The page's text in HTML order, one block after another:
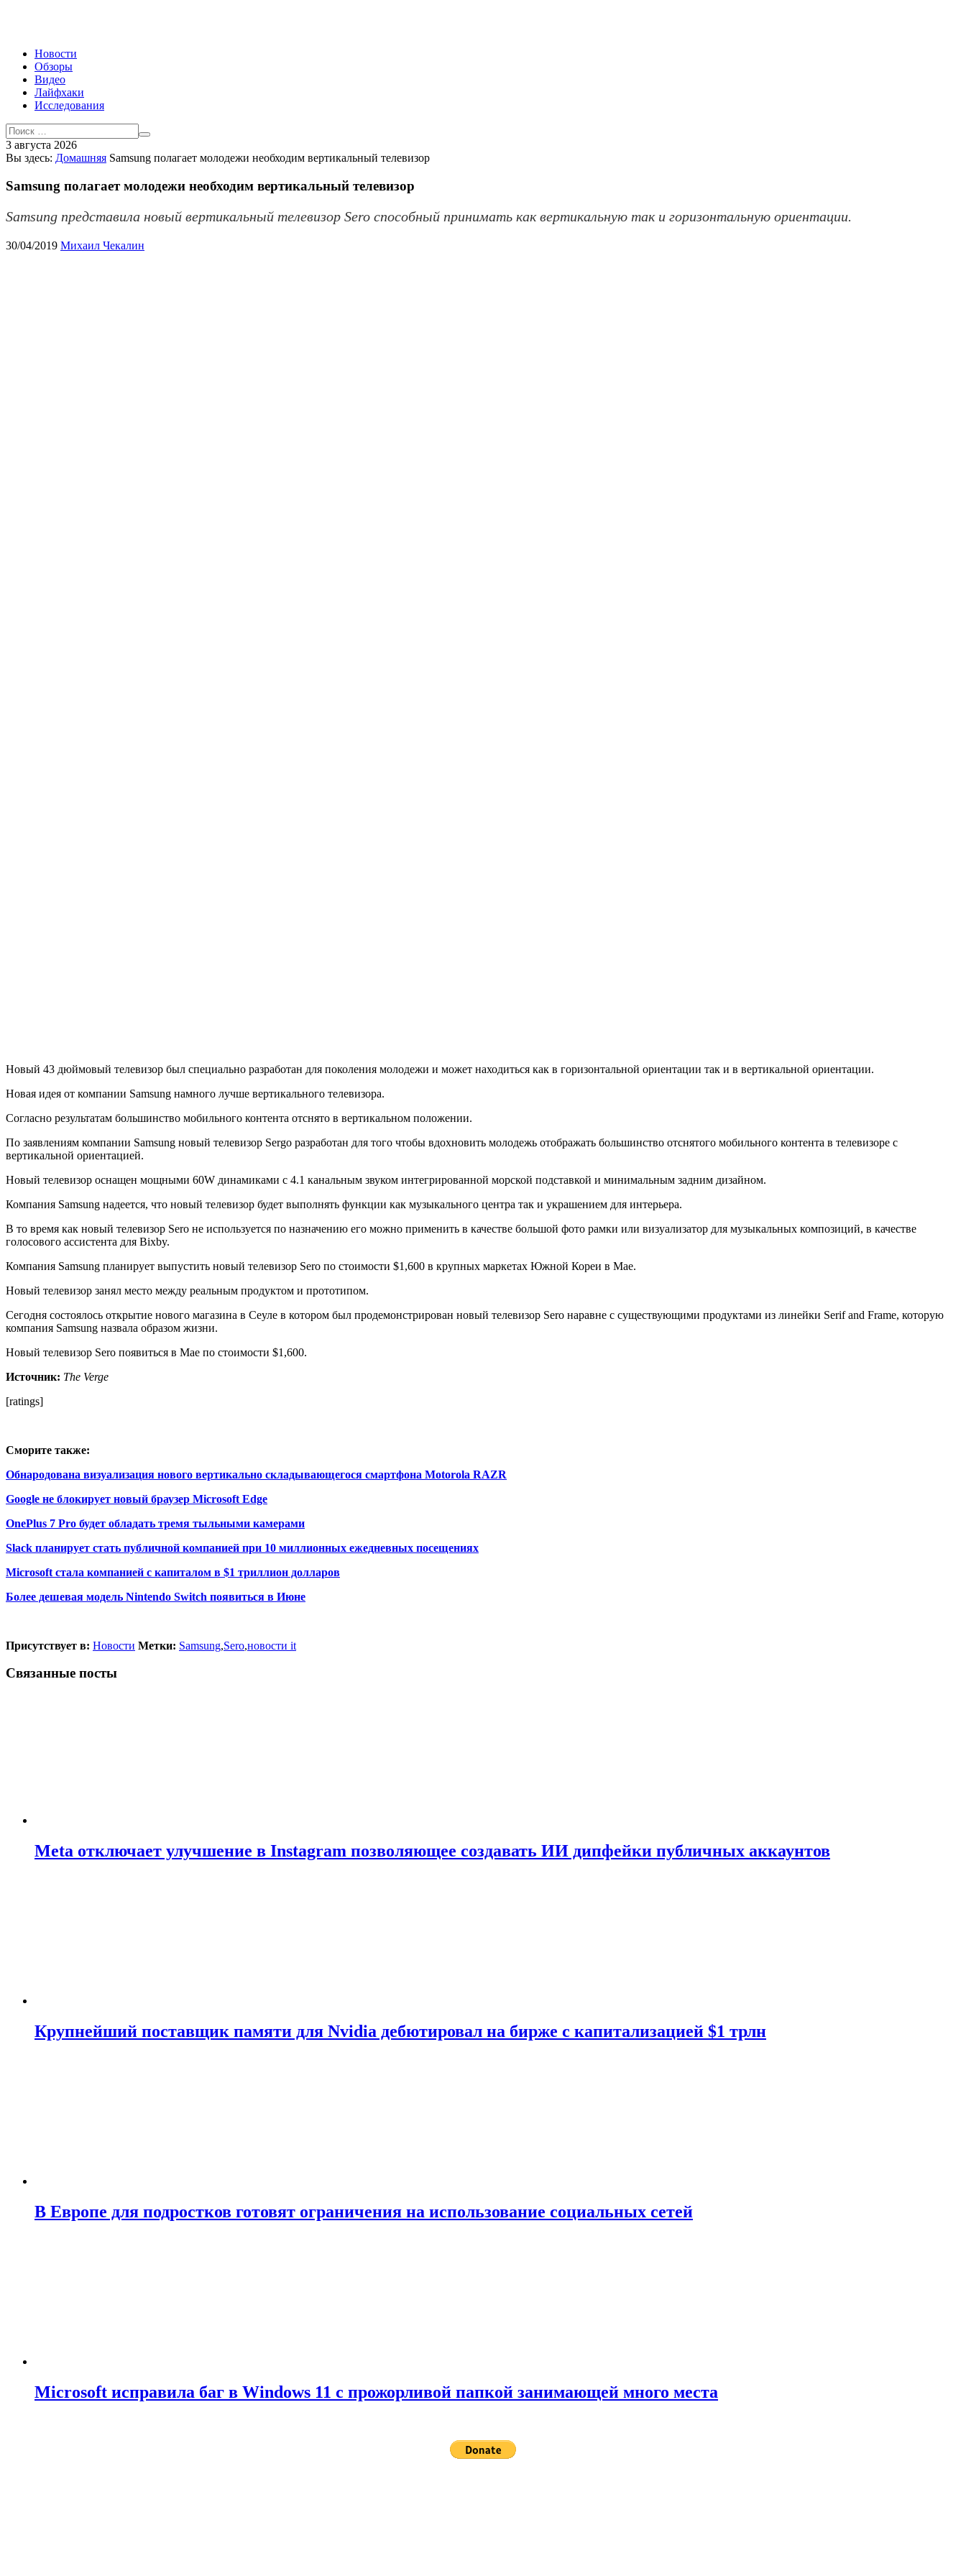
Новости
Обзоры
Видео
Лайфхаки
Исследования
3 августа 2026
Вы здесь: Домашняя Samsung полагает молодежи необходим вертикальный телевизор
Samsung полагает молодежи необходим вертикальный телевизор
Samsung представила новый вертикальный телевизор Sero способный принимать как вертикальную так и горизонтальную ориентации.
30/04/2019 Михаил Чекалин
Новый 43 дюймовый телевизор был специально разработан для поколения молодежи и может находиться как в горизонтальной ориентации так и в вертикальной ориентации.
Новая идея от компании Samsung намного лучше вертикального телевизора.
Согласно результатам большинство мобильного контента отснято в вертикальном положении.
По заявлениям компании Samsung новый телевизор Sergo разработан для того чтобы вдохновить молодежь отображать большинство отснятого мобильного контента в телевизоре с
вертикальной ориентацией.
Новый телевизор оснащен мощными 60W динамиками с 4.1 канальным звуком интегрированной морской подставкой и минимальным задним дизайном.
Компания Samsung надеется, что новый телевизор будет выполнять функции как музыкального центра так и украшением для интерьера.
В то время как новый телевизор Sero не используется по назначению его можно применить в качестве большой фото рамки или визуализатор для музыкальных композиций, в качестве
голосового ассистента для Bixby.
Компания Samsung планирует выпустить новый телевизор Sero по стоимости $1,600 в крупных маркетах Южной Кореи в Мае.
Новый телевизор занял место между реальным продуктом и прототипом.
Сегодня состоялось открытие нового магазина в Сеуле в котором был продемонстрирован новый телевизор Sero наравне с существующими продуктами из линейки Serif and Frame, которую
компания Samsung назвала образом жизни.
Новый телевизор Sero появиться в Мае по стоимости $1,600.
Источник: The Verge
[ratings]
Сморите также:
Обнародована визуализация нового вертикально складывающегося смартфона Motorola RAZR
Google не блокирует новый браузер Microsoft Edge
OnePlus 7 Pro будет обладать тремя тыльными камерами
Slack планирует стать публичной компанией при 10 миллионных ежедневных посещениях
Microsoft стала компанией с капиталом в $1 триллион долларов
Более дешевая модель Nintendo Switch появиться в Июне
Присутствует в: Новости Метки: Samsung,Sero,новости it
Связанные посты
Meta отключает улучшение в Instagram позволяющее создавать ИИ дипфейки публичных аккаунтов
Крупнейший поставщик памяти для Nvidia дебютировал на бирже с капитализацией $1 трлн
В Европе для подростков готовят ограничения на использование социальных сетей
Microsoft исправила баг в Windows 11 с прожорливой папкой занимающей много места